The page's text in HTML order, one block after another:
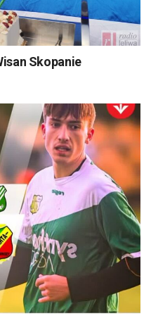
Skopanie